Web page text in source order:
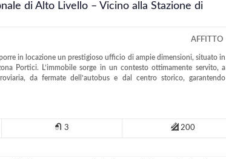
di Alto Livello – Vicino alla Stazione di
AFFITTO
in locazione un prestigioso ufficio di ampie dimensioni, situato in
Portici. L’immobile sorge in un contesto ottimamente servito, a
da fermate dell’autobus e dal centro storico, garantendo
3 200